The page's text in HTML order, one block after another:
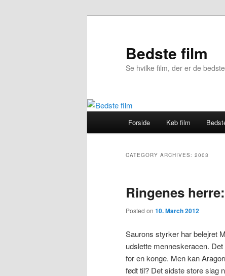
Bedste film
Se hvilke film, der er de
Forside Køb film
CATEGORY ARCHIVES: 2003
Ringenes
Posted on 10. March 2012
Saurons styrker har belejret
udslette menneskeracen.
for en konge. Men kan
født til? Det sidste store